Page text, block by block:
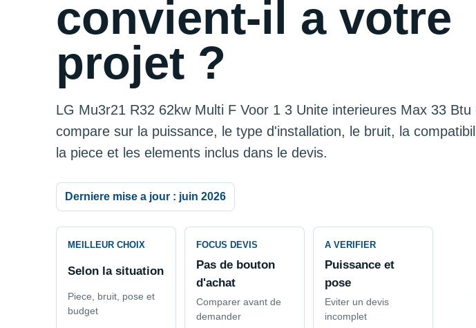
convient-il a votre
projet ?
LG Mu3r21 R32 62kw Multi F Voor 1 3 Unite interieures Max 33 Btu
compare sur la puissance, le type d'installation, le bruit, la
la piece et les elements inclus dans le devis.
Derniere mise a jour : juin 2026
MEILLEUR CHOIX
Selon la situation
Piece, bruit, pose et
budget
FOCUS DEVIS
Pas de bouton
d'achat
Comparer avant de
demander
A VERIFIER
Puissance et
pose
Eviter un devis
incomplet